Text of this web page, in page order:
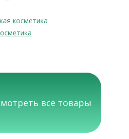
косметика
все товары